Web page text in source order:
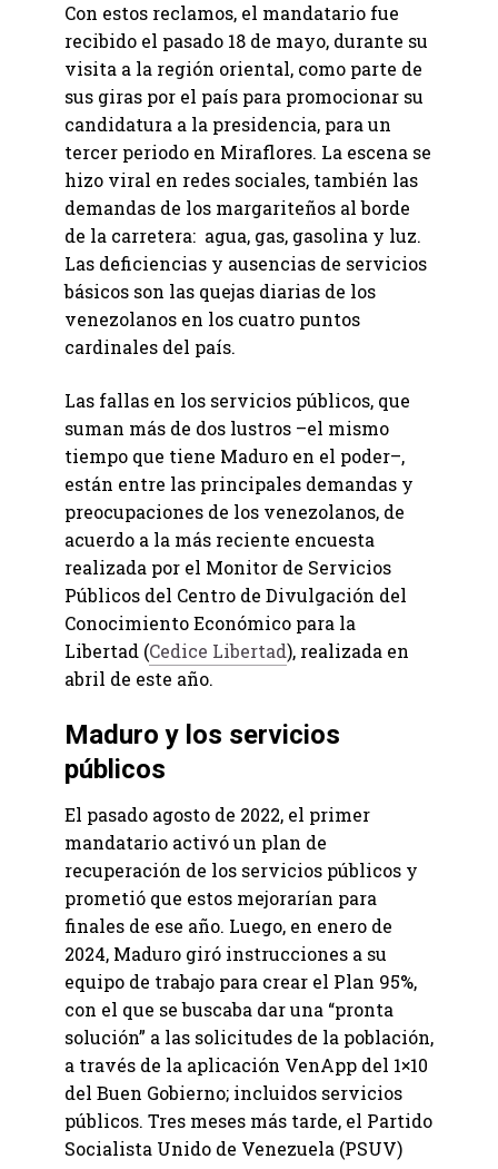
Con estos reclamos, el mandatario fue
recibido el pasado 18 de mayo, durante su
visita a la región oriental, como parte de
sus giras por el país para promocionar su
candidatura a la presidencia, para un
tercer periodo en Miraflores. La escena se
hizo viral en redes sociales, también las
demandas de los margariteños al borde
de la carretera: agua, gas, gasolina y luz.
Las deficiencias y ausencias de servicios
básicos son las quejas diarias de los
venezolanos en los cuatro puntos
cardinales del país.
Las fallas en los servicios públicos, que
suman más de dos lustros –el mismo
tiempo que tiene Maduro en el poder–,
están entre las principales demandas y
preocupaciones de los venezolanos, de
acuerdo a la más reciente encuesta
realizada por el Monitor de Servicios
Públicos del Centro de Divulgación del
Conocimiento Económico para la
Libertad (Cedice Libertad), realizada en
abril de este año.
Maduro y los servicios
públicos
El pasado agosto de 2022, el primer
mandatario activó un plan de
recuperación de los servicios públicos y
prometió que estos mejorarían para
finales de ese año. Luego, en enero de
2024, Maduro giró instrucciones a su
equipo de trabajo para crear el Plan 95%,
con el que se buscaba dar una “pronta
solución” a las solicitudes de la población,
a través de la aplicación VenApp del 1×10
del Buen Gobierno; incluidos servicios
públicos. Tres meses más tarde, el Partido
Socialista Unido de Venezuela (PSUV)